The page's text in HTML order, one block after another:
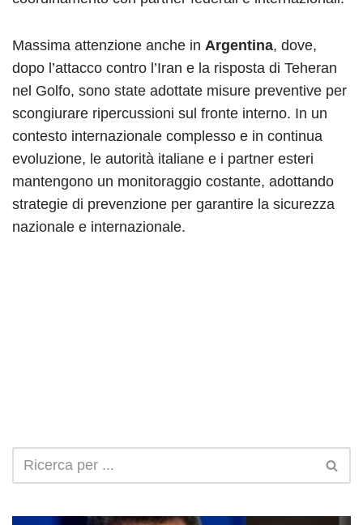
Massima attenzione anche in Argentina, dove,
dopo l’attacco contro l’Iran e la risposta di Teheran
nel Golfo, sono state adottate misure preventive per
scongiurare ripercussioni sul fronte interno. In un
contesto internazionale complesso e in continua
evoluzione, le autorità italiane e i partner esteri
mantengono un monitoraggio costante, adottando
strategie di prevenzione per garantire la sicurezza
nazionale e internazionale.